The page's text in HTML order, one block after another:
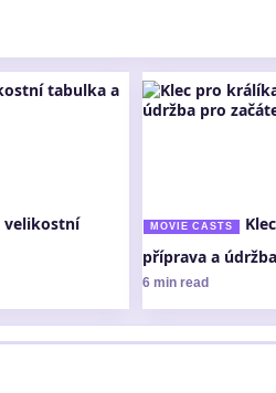
velikostní
MOVIE CASTS
příprava a
6 min read